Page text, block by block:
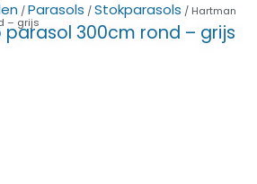
/Parasols /Stokparasols / Hartman
– grijs
300cm rond – grijs